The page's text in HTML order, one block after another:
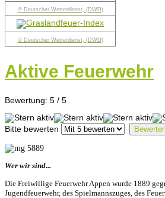
© Deutscher Wetterdienst, (DWD)
© Deutscher Wetterdienst, (DWD)
Aktive Feuerwehr
Bewertung: 5 / 5
Bitte bewerten
Wer wir sind...
Die Freiwillige Feuerwehr Appen wurde 1889
Jugendfeuerwehr, des Spielmannszuges, des